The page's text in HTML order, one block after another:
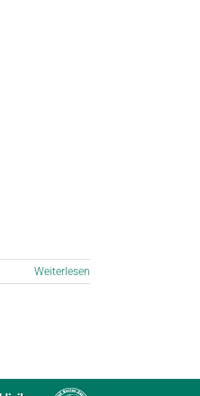
Weiterlesen